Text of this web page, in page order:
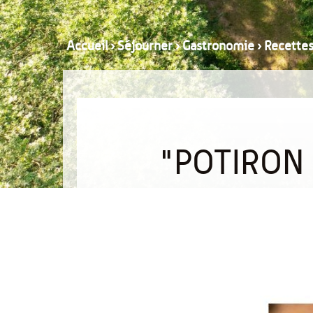
Accueil›Séjourner›Gastronomie›Recettes
"POTIRON